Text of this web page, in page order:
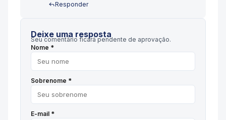
Responder
Deixe uma resposta
Seu comentário ficará pendente de aprovação.
Nome *
Sobrenome *
E-mail *